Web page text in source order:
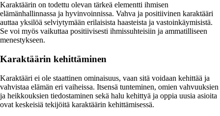
Karaktäärin on todettu olevan tärkeä elementti ihmisen
elämänhallinnassa ja hyvinvoinnissa. Vahva ja positiivinen karaktääri
auttaa yksilöä selviytymään erilaisista haasteista ja vastoinkäymisistä.
Se voi myös vaikuttaa positiivisesti ihmissuhteisiin ja ammatilliseen
menestykseen.
Karaktäärin kehittäminen
Karaktääri ei ole staattinen ominaisuus, vaan sitä voidaan kehittää ja
vahvistaa elämän eri vaiheissa. Itsensä tunteminen, omien vahvuuksien
ja heikkouksien tiedostaminen sekä halu kehittyä ja oppia uusia asioita
ovat keskeisiä tekijöitä karaktäärin kehittämisessä.